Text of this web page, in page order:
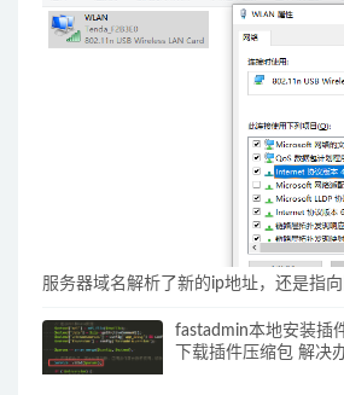
服务器域名解析了新的ip地址，还是指
fastadmin本地安装插
下载插件压缩包 解决